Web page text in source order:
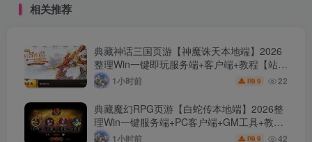
相关推荐
典藏神话三国页游【神魔诛天本地端】2026
整理Win一键即玩服务端+客户端+教程【站长
亲测】1小时前 R9.9 22
典藏魔幻RPG页游【白蛇传本地端】2026整
理Win一键服务端+PC客户端+GM工具+教程
【站长亲测】
1小时前 R9.9 42